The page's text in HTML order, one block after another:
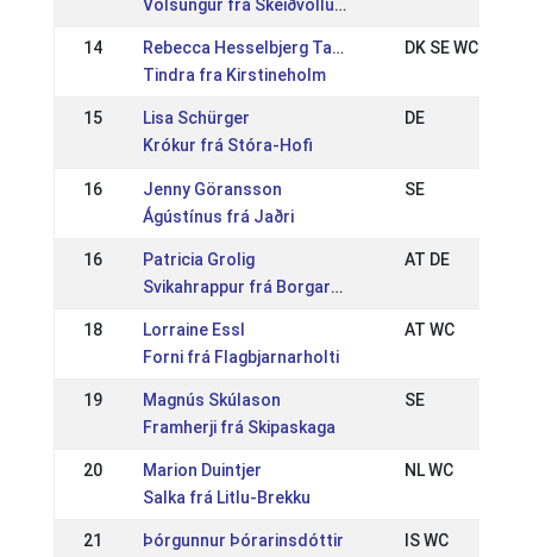
Völsungur frá Skeiðvöllum
14
Rebecca Hesselbjerg Taulborg
Tindra fra Kirstineholm
DK SE WC
15
Lisa Schürger
Krókur frá Stóra-Hofi
DE
16
Jenny Göransson
Ágústínus frá Jaðri
SE
16
Patricia Grolig
Svikahrappur frá Borgarnesi
AT DE
18
Lorraine Essl
Forni frá Flagbjarnarholti
AT WC
19
Magnús Skúlason
Framherji frá Skipaskaga
SE
20
Marion Duintjer
Salka frá Litlu-Brekku
NL WC
21
Þórgunnur Þórarinsdóttir
IS WC